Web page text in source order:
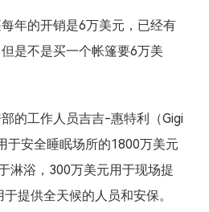
年的开销是6万美元，已经有
是不是买一个帐篷要6万美
的工作人员吉吉-惠特利（Gigi
于安全睡眠场所的1800万美元
淋浴，300万美元用于现场提
提供全天候的人员和安保。